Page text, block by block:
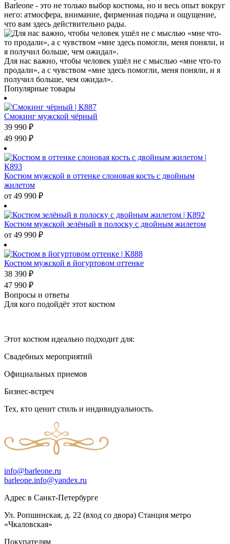
Barleone - это не только выбор костюма, но и весь опыт вокруг
него: атмосфера, внимание, фирменная подача и ощущение,
что вам здесь действительно рады.
Для нас важно, чтобы человек ушёл не с мыслью «мне что-то
продали», а с чувством «мне здесь помогли, меня поняли, и я
получил больше, чем ожидал».
Популярные товары
Смокинг мужской чёрный
39 990 ₽
49 990 ₽
Костюм мужской в оттенке слоновая кость с двойным
жилетом
от 49 990 ₽
Костюм мужской зелёный в полоску с двойным жилетом
от 49 990 ₽
Костюм мужской в йогуртовом оттенке
38 390 ₽
47 990 ₽
Вопросы и ответы
Для кого подойдёт этот костюм
Этот костюм идеально подходит для:
Свадебных мероприятий
Официальных приемов
Бизнес-встреч
Тех, кто ценит стиль и индивидуальность.
info@barleone.ru
barleone.info@yandex.ru
Адрес в Санкт-Петербурге
Ул. Ропшинская, д. 22 (вход со двора) Станция метро
«Чкаловская»
Покупателям